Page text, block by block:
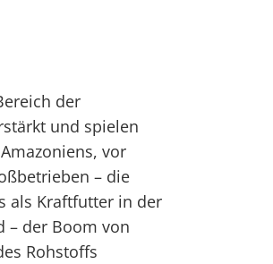
der
und spielen
vor
– die
als Kraftfutter in der
– der Boom von
Rohstoffs